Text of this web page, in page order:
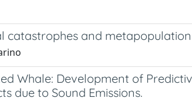
catastrophes and
Whale: Development of
due to Sound Emissions.